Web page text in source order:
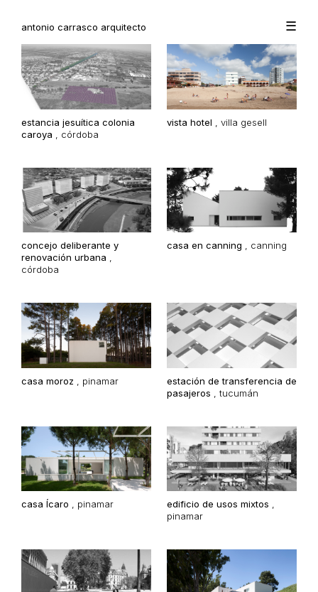
antonio carrasco arquitecto ☰
estancia jesuítica colonia
caroya
córdoba
vista hotel villa gesell
concejo deliberante y
renovación urbana
córdoba
casa en canning canning
casa moroz pinamar
estación de transferencia de
pasajeros
tucumán
casa Ícaro pinamar edificio de usos mixtos
pinamar